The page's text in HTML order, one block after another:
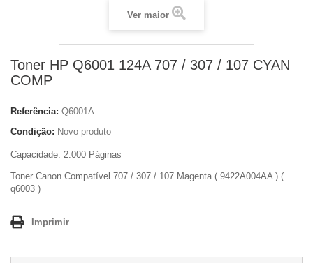
Ver maior
Toner HP Q6001 124A 707 / 307 / 107 CYAN
COMP
Referência: Q6001A
Condição: Novo produto
Capacidade: 2.000 Páginas
Toner Canon Compatível 707 / 307 / 107 Magenta ( 9422A004AA ) (
q6003 )
Imprimir